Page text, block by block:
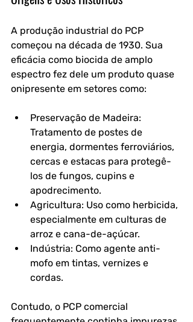
A produção industrial do PCP
começou na década de 1930. Sua
eficácia como biocida de amplo
espectro fez dele um produto quase
onipresente em setores como:
Preservação de Madeira:
Tratamento de postes de
energia, dormentes ferroviários,
cercas e estacas para protegê-
los de fungos, cupins e
apodrecimento.
Agricultura: Uso como herbicida,
especialmente em culturas de
arroz e cana-de-açúcar.
Indústria: Como agente anti-
mofo em tintas, vernizes e
cordas.
Contudo, o PCP comercial